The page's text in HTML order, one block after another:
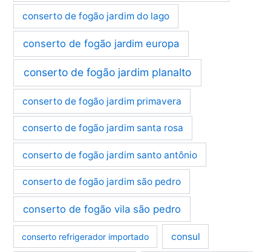
conserto de fogão jardim do lago
conserto de fogão jardim europa
conserto de fogão jardim planalto
conserto de fogão jardim primavera
conserto de fogão jardim santa rosa
conserto de fogão jardim santo antônio
conserto de fogão jardim são pedro
conserto de fogão vila são pedro
conserto refrigerador importado consul